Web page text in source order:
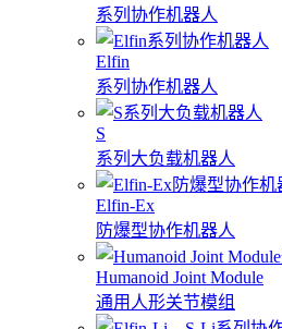
系列协作机器人
Elfin
系列协作机器人
S
系列大负载机器人
Elfin-Ex
防爆型协作机器人
Humanoid Joint Module
通用人形关节模组